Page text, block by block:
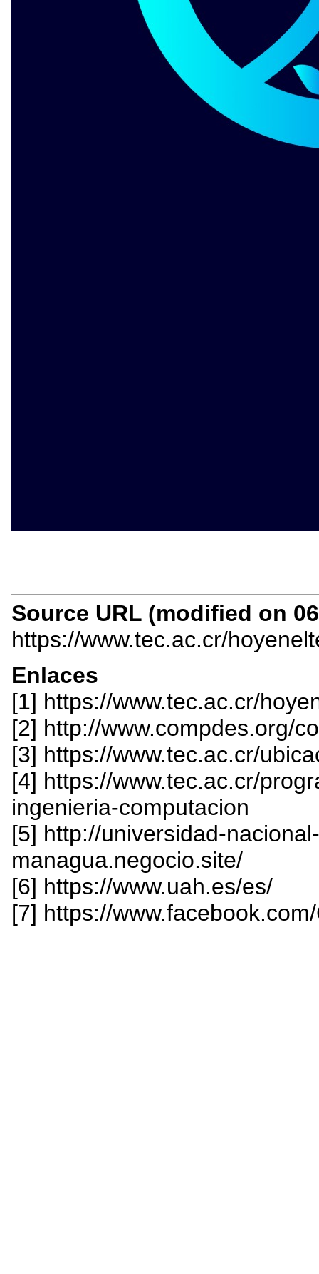
Source URL (modified on
https://www.tec.ac.cr/
Enlaces
[1] https://www.tec.ac.cr/
[2] http://www.compdes.org/
[3] https://www.tec.ac.cr/
[4] https://www.tec.ac.cr/
ingenieria-computacion
[5] http://universidad-
managua.negocio.site/
[6] https://www.uah.es/es/
[7] https://